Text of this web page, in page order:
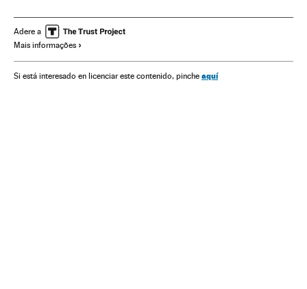
Poetas Poesia Cultura
América do Sul
Adere a
Mais informações
Si está interesado en licenciar este contenido, pinche aquí